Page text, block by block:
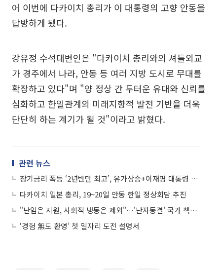
어 이번에 다카이치 총리가 이 대통령의 고향 안동을
답방하게 됐다.
강유정 수석대변인은 "다카이치 총리와의 셔틀외교
가 경주에서 나라, 안동 등 여러 지방 도시로 무대를
확장하고 있다"며 "양 정상 간 두터운 유대와 신뢰를
심화하고 한일관계의 미래지향적 발전 기반을 더욱
단단히 하는 계기가 될 것"이라고 밝혔다.
관련 뉴스
장기금리 폭등 ‘2년반만 최고’, 유가상승+이재명 대통령 확장재정 언급
다카이치 일본 총리, 19~20일 안동 한일 정상회담 추진
"난임은 지원, 사회적 냉동은 제외"…'난자동결' 국가 책임은 어디까지
‘경험 無도 환영’ 첫 일자리 도전 설명서